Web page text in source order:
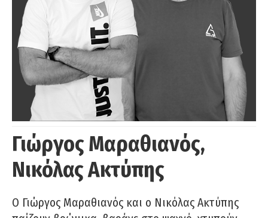
Γιώργος Μαραθιανός,
Νικόλας Ακτύπης
Ο Γιώργος Μαραθιανός και ο Νικόλας Ακτύπης